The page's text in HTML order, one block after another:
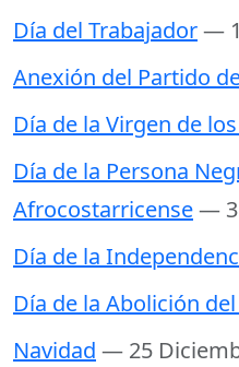
Día del Trabajador—
Anexión del Partido
Día de la Virgen de
Día de la Persona
Afrocostarricense—
Día de la
Día de la Abolición
Navidad — 25